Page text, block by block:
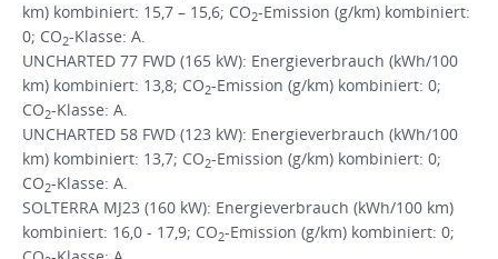
km) kombiniert: 15,7 – 15,6; CO2-Emission (g/km) kombiniert:
0; CO2-Klasse: A.
UNCHARTED 77 FWD (165 kW): Energieverbrauch (kWh/100
km) kombiniert: 13,8; CO2-Emission (g/km) kombiniert: 0;
CO2-Klasse: A.
UNCHARTED 58 FWD (123 kW): Energieverbrauch (kWh/100
km) kombiniert: 13,7; CO2-Emission (g/km) kombiniert: 0;
CO2-Klasse: A.
SOLTERRA MJ23 (160 kW): Energieverbrauch (kWh/100 km)
kombiniert: 16,0 - 17,9; CO2-Emission (g/km) kombiniert: 0;